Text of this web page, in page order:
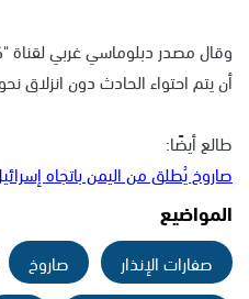
وقال مصدر دبلوماسي غربي لقناة
أن يتم احتواء الحادث دون انزلاق
طالع أيضًا:
صاروخ يُطلق من اليمن باتجاه
المواضيع
صفارات الإنذار صاروخ